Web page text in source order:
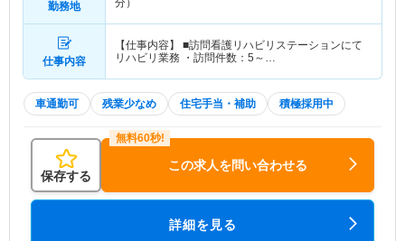
勤務地
分）
仕事内容
【仕事内容】 ■訪問看護リハビリステーションにて
リハビリ業務 ・訪問件数：5～…
車通勤可 残業少なめ 住宅手当・補助 積極採用中
保存する
この求人を問い合わせる
詳細を見る